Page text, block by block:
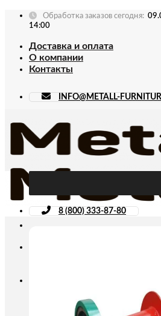
Skip
Обработка заказов сегодня:
14:00
Доставка и оплата
О компании
Контакты
INFO@METALL-
8 (800) 333-87-80